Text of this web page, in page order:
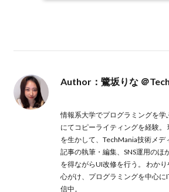
Author：鷺坂りな ＠
情報系大学でプログラミングを学
にてコピーライティングを経験。
を生かして、TechMania技術メデ
記事の執筆・編集、SNS運用のほ
を得ながらUI改修を行う。 わか
心がけ、プログラミングを中心に
信中。